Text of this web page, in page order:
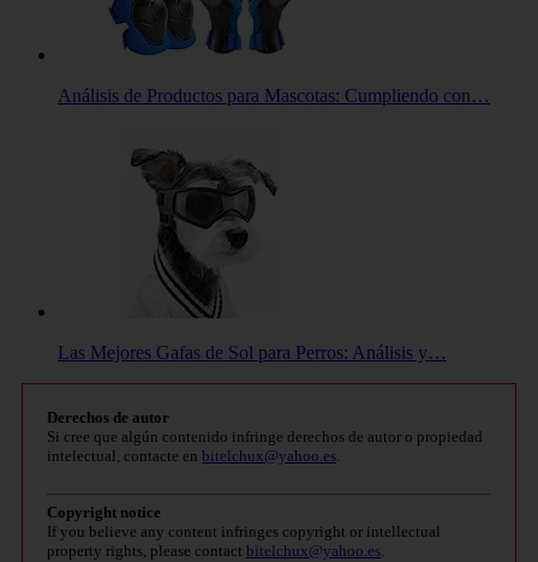
Análisis de Productos para Mascotas: Cumpliendo con…
Las Mejores Gafas de Sol para Perros: Análisis y…
Derechos de autor
Si cree que algún contenido infringe derechos de autor o propiedad
intelectual, contacte en bitelchux@yahoo.es.
Copyright notice
If you believe any content infringes copyright or intellectual
property rights, please contact bitelchux@yahoo.es.